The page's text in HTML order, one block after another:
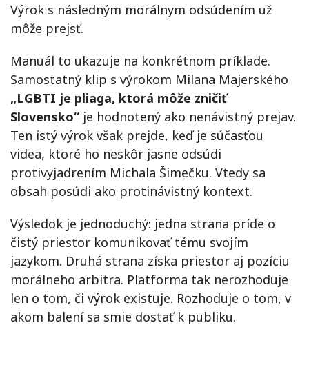
Výrok s následným morálnym odsúdením už
môže prejsť.
Manuál to ukazuje na konkrétnom príklade.
Samostatný klip s výrokom Milana Majerského
„LGBTI je pliaga, ktorá môže zničiť
Slovensko“ je hodnotený ako nenávistný prejav.
Ten istý výrok však prejde, keď je súčasťou
videa, ktoré ho neskôr jasne odsúdi
protivyjadrením Michala Šimečku. Vtedy sa
obsah posúdi ako protinávistný kontext.
Výsledok je jednoduchý: jedna strana príde o
čistý priestor komunikovať tému svojím
jazykom. Druhá strana získa priestor aj pozíciu
morálneho arbitra. Platforma tak nerozhoduje
len o tom, či výrok existuje. Rozhoduje o tom, v
akom balení sa smie dostať k publiku.